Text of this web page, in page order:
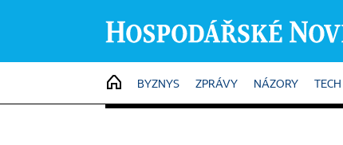
HOME
BYZNYS ZPRÁVY NÁZORY TECH